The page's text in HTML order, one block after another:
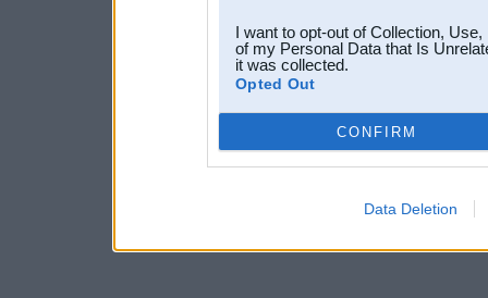
I want to opt-out of Collection,
of my Personal Data that Is
it was collected.
Opted Out
CONFIRM
Data Deletion